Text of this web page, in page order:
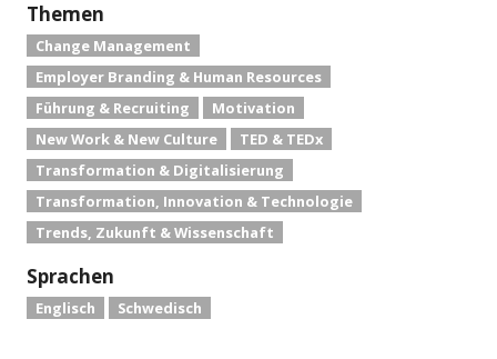
Themen
Change Management
Employer Branding & Human Resources
Führung & Recruiting
Motivation
New Work & New Culture
TED & TEDx
Transformation & Digitalisierung
Transformation, Innovation & Technologie
Trends, Zukunft & Wissenschaft
Sprachen
Englisch Schwedisch